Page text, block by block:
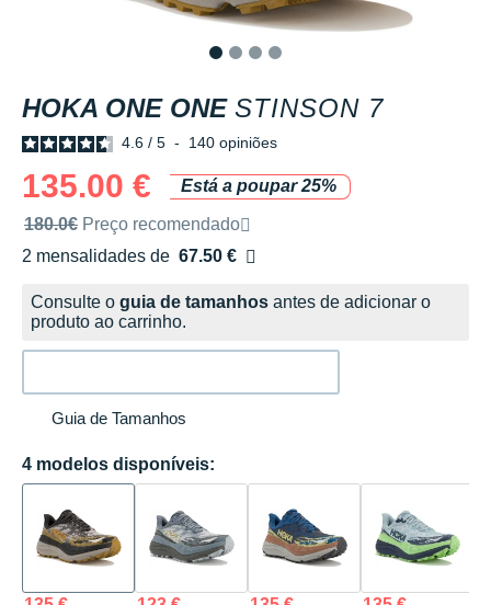
HOKA ONE ONE STINSON 7
4.6 / 5 - 140 opiniões
135.00 €
Está a poupar 25%
Preço de venda recomendado pela marca
180.0€ Preço recomendado
2 mensalidades de 67.50 €
sem custos
Consulte o guia de tamanhos antes de adicionar o
produto ao carrinho.
Guia de Tamanhos
4 modelos disponíveis: